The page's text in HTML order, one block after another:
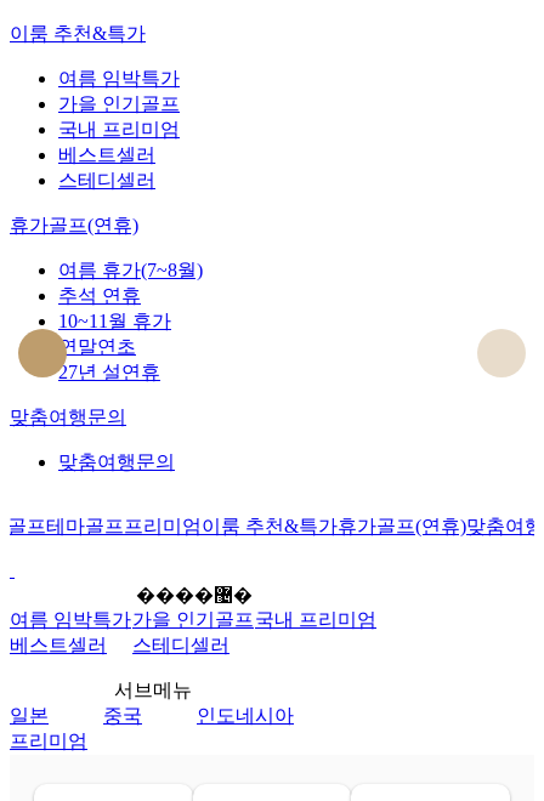
이룸 추천&특가
여름 임박특가
가을 인기골프
국내 프리미엄
베스트셀러
스테디셀러
휴가골프(연휴)
여름 휴가(7~8월)
추석 연휴
10~11월 휴가
연말연초
27년 설연휴
맞춤여행문의
맞춤여행문의
골프테마골프 프리미엄이룸 추천&특가휴가골프(연휴)맞춤여
����޴�
여름 임박특가가을 인기골프 국내 프리미엄
베스트셀러
스테디셀러
서브메뉴
일본
중국
인도네시아
프리미엄